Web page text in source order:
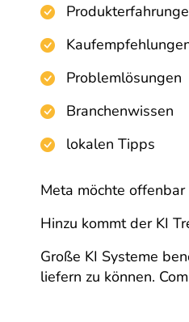
Problemlösungen
Branchenwissen
lokalen Tipps
Meta möchte
Hinzu kommt der KI
Große KI Systeme
liefern zu können.